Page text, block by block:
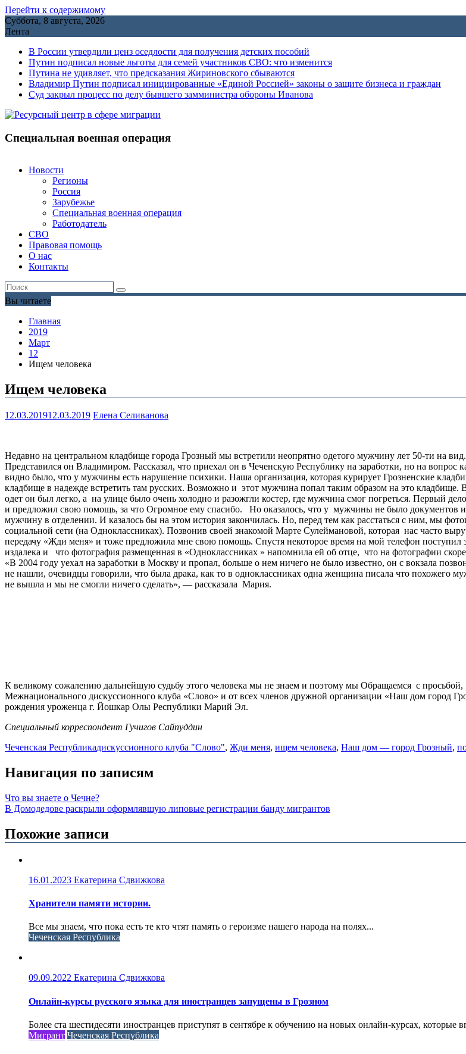
Перейти к содержимому
Суббота, 8 августа, 2026
Лента
В России утвердили ценз оседлости для получения детских пособий
Путин подписал новые льготы для семей участников СВО: что изменится
Путина не удивляет, что предсказания Жириновского сбываются
Владимир Путин подписал инициированные «Единой Россией» законы о защите бизнеса и граждан
Cуд закрыл процесс по делу бывшего замминистра обороны Иванова
Специальная военная операция
Новости
Регионы
Россия
Зарубежье
Специальная военная операция
Работодатель
СВО
Правовая помощь
О нас
Контакты
Вы читаете
Главная
2019
Март
12
Ищем человека
Ищем человека
12.03.201912.03.2019 Елена Селиванова
Недавно на центральном кладбище города Грозный мы встретили неопрятно одетого мужчину лет 50-ти на
Представился он Владимиром. Рассказал, что приехал он в Чеченскую Республику на заработки, но на
видно было, что у мужчины есть нарушение психики. Наша организация, которая курирует Грозненские
кладбище в надежде встретить там русских. Возможно и этот мужчина попал таким образом на это
одет он был легко, а на улице было очень холодно и разожгли костер, где мужчина смог погреться. Первый
и предложил свою помощь, за что Огромное ему спасибо. Но оказалось, что у мужчины не было документов и
мужчину в отделении. И казалось бы на этом история закончилась. Но, перед тем как расстаться с ним, мы
социальной сети (на Одноклассниках). Позвонив своей знакомой Марте Сулеймановой, которая нас часто
передачу «Жди меня» и тоже предложила мне свою помощь. Спустя некоторое время на мой телефон
издалека и что фотография размещенная в «Одноклассниках » напомнила ей об отце, что на фотографии
«В 2004 году уехал на заработки в Москву и пропал, больше о нем ничего не было известно, он с вокзала
не нашли, очевидцы говорили, что была драка, как то в одноклассниках одна женщина писала что похожего
не вышла и мы не смогли ничего сделать», — рассказала Мария.
К великому сожалению дальнейшую судьбу этого человека мы не знаем и поэтому мы Обращаемся с просьбой,
Межнационального дискуссионного клуба «Слово» и от всех членов дружной организации «Наш дом город
рождения уроженца г. Йошкар Олы Республики Марий Эл.
Специальный корреспондент Гучигов Сайпуддин
Чеченская Республикадискуссионного клуба "Слово", Жди меня, ищем человека, Наш дом — город Грозный,
Навигация по записям
Что вы знаете о Чечне?
В Домодедове раскрыли оформлявшую липовые регистрации банду мигрантов
Похожие записи
16.01.2023 Екатерина Сдвижкова
Хранители памяти истории.
Все мы знаем, что пока есть те кто чтят память о героизме нашего народа на полях...
Чеченская Республика
09.09.2022 Екатерина Сдвижкова
Онлайн-курсы русского языка для иностранцев запущены в Грозном
Более ста шестидесяти иностранцев приступят в сентябре к обучению на новых онлайн-курсах, которые
Мигрант Чеченская Республика